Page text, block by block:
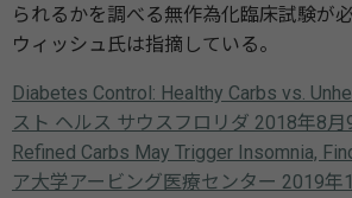
られるかを調べる無作為化臨床試験が
ウィッシュ氏は指摘している。
Diabetes Control: Healthy Carbs vs.
スト ヘルス サウスフロリダ 2018年8月
Refined Carbs May Trigger Insomnia,
ア大学アービング医療センター 2019年